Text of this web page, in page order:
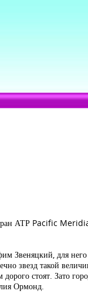
АТР Pacific
Звеняцкий, для него
звезд такой
стоят. Зато
Ормонд.